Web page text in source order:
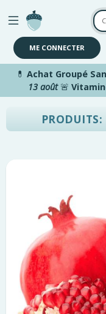
Aller au contenu
ME CONNECTER
💊 Achat Groupé
13 août🚨